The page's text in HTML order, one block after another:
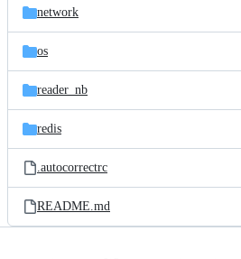
network
os
reader_nb
redis
.autocorrectrc
README.md